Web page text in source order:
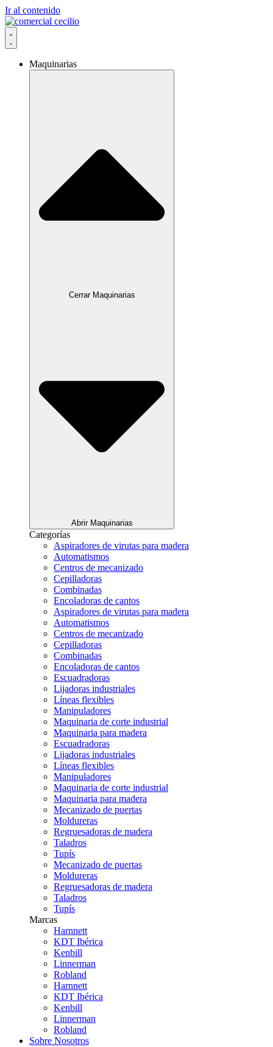
Ir al contenido
Maquinarias
Cerrar Maquinarias
Abrir Maquinarias
Categorías
Aspiradores de virutas para madera
Automatismos
Centros de mecanizado
Cepilladoras
Combinadas
Encoladoras de cantos
Aspiradores de virutas para madera
Automatismos
Centros de mecanizado
Cepilladoras
Combinadas
Encoladoras de cantos
Escuadradoras
Lijadoras industriales
Líneas flexibles
Manipuladores
Maquinaria de corte industrial
Maquinaria para madera
Escuadradoras
Lijadoras industriales
Líneas flexibles
Manipuladores
Maquinaria de corte industrial
Maquinaria para madera
Mecanizado de puertas
Moldureras
Regruesadoras de madera
Taladros
Tupís
Mecanizado de puertas
Moldureras
Regruesadoras de madera
Taladros
Tupís
Marcas
Harnnett
KDT Ibérica
Kenbill
Linnerman
Robland
Harnnett
KDT Ibérica
Kenbill
Linnerman
Robland
Sobre Nosotros